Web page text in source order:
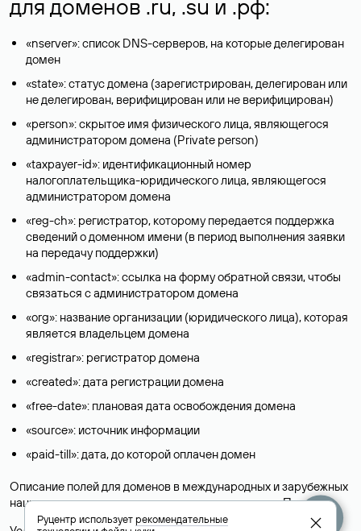
для доменов .ru, .su и .рф:
«nserver»: список DNS-серверов, на которые делегирован
домен
«state»: статус домена (зарегистрирован, делегирован или
не делегирован, верифицирован или не верифицирован)
«person»: скрытое имя физического лица, являющегося
администратором домена (Privatе person)
«taxpayer-id»: идентификационный номер
налогоплательщика-юридического лица, являющегося
администратором домена
«reg-ch»: регистратор, которому передается поддержка
сведений о доменном имени (в период выполнения заявки
на передачу поддержки)
«admin-contact»: ссылка на форму обратной связи, чтобы
связаться с администратором домена
«org»: название организации (юридического лица), которая
является владельцем домена
«registrar»: регистратор домена
«created»: дата регистрации домена
«free-date»: плановая дата освобождения домена
«source»: источник информации
«paid-till»: дата, до которой оплачен домен
Описание полей для доменов в международных и зарубежных
национальных доменах представлены в разделе «Помощь».
Руцентр используетрекомендательные